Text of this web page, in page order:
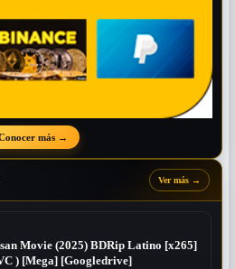
más →
Ver más →
Movie (2025) BDRip Latino [x265]
) [Mega] [Googledrive]